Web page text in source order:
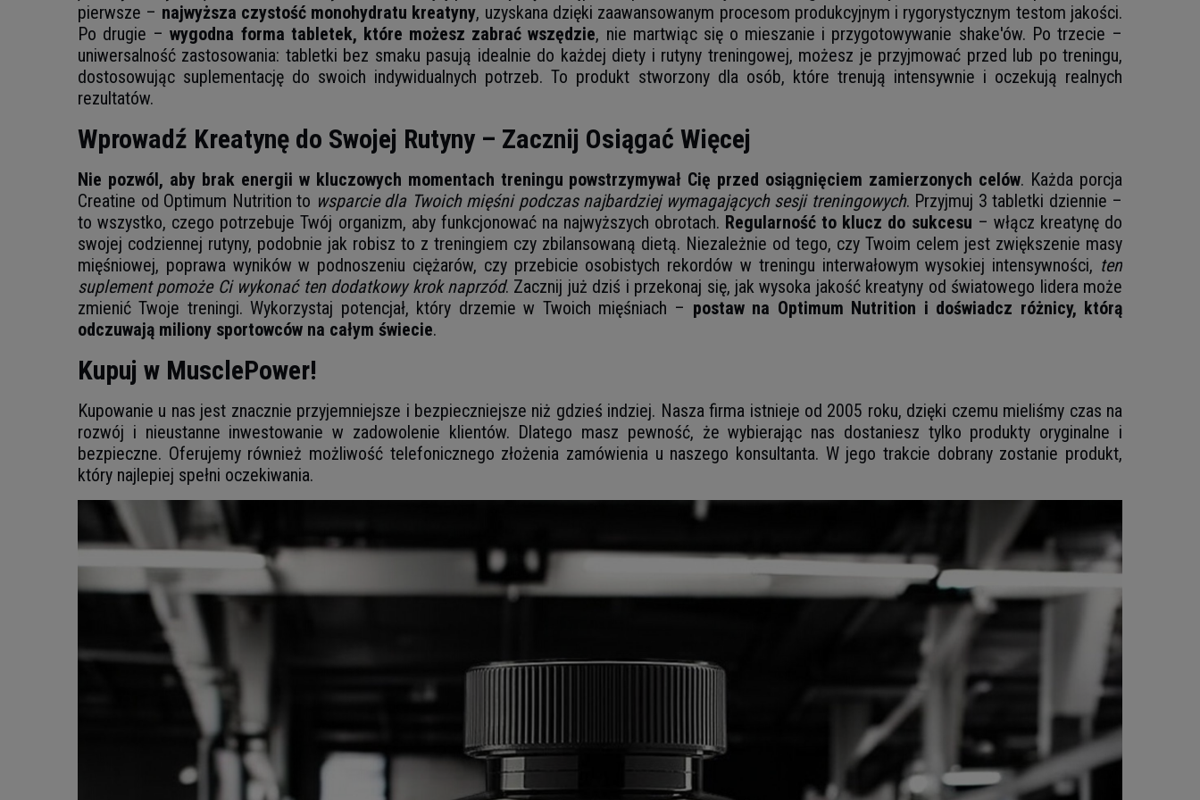
pierwsze – najwyższa czystość monohydratu kreatyny, uzyskana dzięki zaawansowanym procesom produkcyjnym i rygorystycznym testom jakości.
Po drugie –wygodna forma tabletek, które możesz zabrać wszędzie, nie martwiąc się o mieszanie i przygotowywanie shake'ów. Po trzecie –
uniwersalność zastosowania: tabletki bez smaku pasują idealnie do każdej diety i rutyny treningowej, możesz je przyjmować przed lub po treningu,
dostosowując suplementację do swoich indywidualnych potrzeb. To produkt stworzony dla osób, które trenują intensywnie i oczekują realnych
rezultatów.
Wprowadź Kreatynę do Swojej Rutyny – Zacznij Osiągać Więcej
Nie pozwól, aby brak energii w kluczowych momentach treningu powstrzymywał Cię przed osiągnięciem zamierzonych celów. Każda porcja
Creatine od Optimum Nutrition to wsparcie dla Twoich mięśni podczas najbardziej wymagających sesji treningowych. Przyjmuj 3 tabletki dziennie –
to wszystko, czego potrzebuje Twój organizm, aby funkcjonować na najwyższych obrotach. Regularność to klucz do sukcesu – włącz kreatynę do
swojej codziennej rutyny, podobnie jak robisz to z treningiem czy zbilansowaną dietą. Niezależnie od tego, czy Twoim celem jest zwiększenie masy
mięśniowej, poprawa wyników w podnoszeniu ciężarów, czy przebicie osobistych rekordów w treningu interwałowym wysokiej intensywności, ten
suplement pomoże Ci wykonać ten dodatkowy krok naprzód. Zacznij już dziś i przekonaj się, jak wysoka jakość kreatyny od światowego lidera może
zmienić Twoje treningi. Wykorzystaj potencjał, który drzemie w Twoich mięśniach – postaw na Optimum Nutrition i doświadcz różnicy, którą
odczuwają miliony sportowców na całym świecie.
Kupuj w MusclePower!
Kupowanie u nas jest znacznie przyjemniejsze i bezpieczniejsze niż gdzieś indziej. Nasza firma istnieje od 2005 roku, dzięki czemu mieliśmy czas na
rozwój i nieustanne inwestowanie w zadowolenie klientów. Dlatego masz pewność, że wybierając nas dostaniesz tylko produkty oryginalne i
bezpieczne. Oferujemy również możliwość telefonicznego złożenia zamówienia u naszego konsultanta. W jego trakcie dobrany zostanie produkt,
który najlepiej spełni oczekiwania.